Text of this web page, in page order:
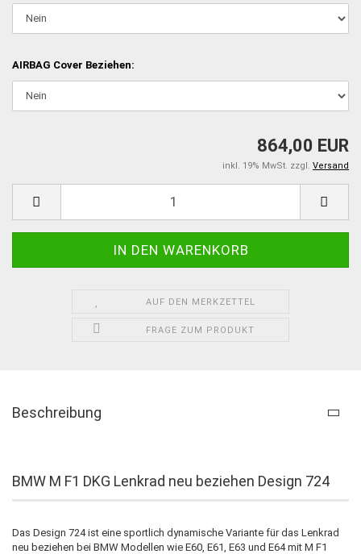
AIRBAG Cover Beziehen:
864,00 EUR
inkl. 19% MwSt. zzgl. Versand
AUF DEN MERKZETTEL
FRAGE ZUM PRODUKT
Beschreibung
BMW M F1 DKG Lenkrad neu beziehen Design 724
Das Design 724 ist eine sportlich dynamische Variante für das Lenkrad
neu beziehen bei BMW Modellen wie E60, E61, E63 und E64 mit M F1